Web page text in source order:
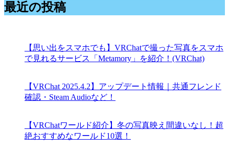
最近の投稿
【思い出をスマホでも】VRChatで撮った写真をスマホ
で見れるサービス「Metamory」を紹介！(VRChat)
【VRChat 2025.4.2】アップデート情報｜共通フレンド
確認・Steam Audioなど！
【VRChatワールド紹介】冬の写真映え間違いなし！超
絶おすすめなワールド10選！